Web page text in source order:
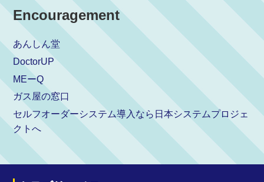
Encouragement
あんしん堂
DoctorUP
MEーQ
ガス屋の窓口
セルフオーダーシステム導入なら日本システムプロジェ
クトへ